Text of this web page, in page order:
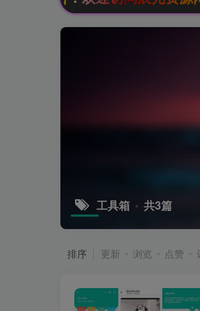
工具箱 共3篇
排序 更新 浏览 点赞